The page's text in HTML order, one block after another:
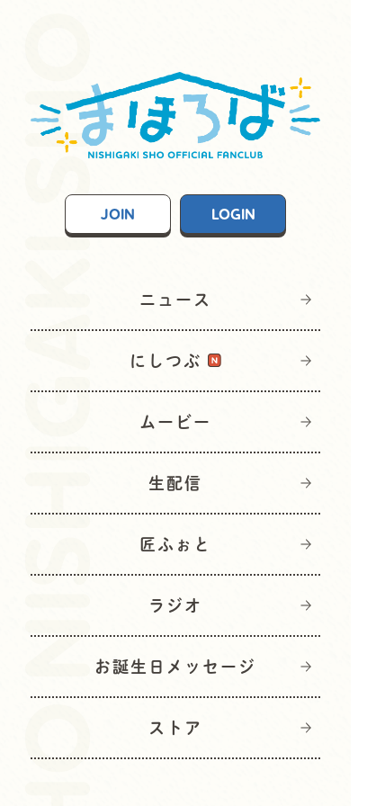
JOIN LOGIN
ニュース
にしつぶ
ムービー
生配信
匠ふぉと
ラジオ
お誕生日メッセージ
ストア